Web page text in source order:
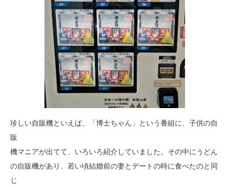
珍しい自販機といえば、「博士ちゃん」という番組に、子供の自
販
機マニアが出てて、いろいろ紹介していました。その中にうどん
の自販機があり、若い頃結婚前の妻とデートの時に食べたのと同
じ